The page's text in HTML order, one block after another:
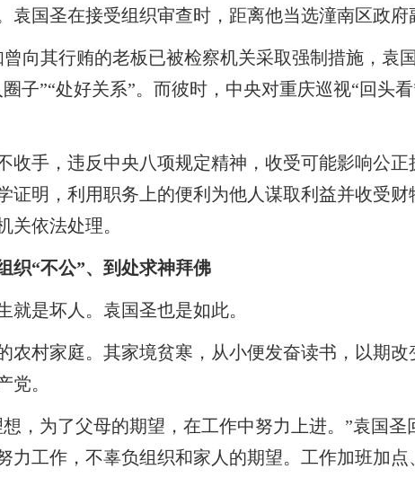
国圣在接受组织审查时，距离他当选潼南区政府
向其行贿的老板已被检察机关采取强制措施，袁
子”“处好关系”。而彼时，中央对重庆巡视“回头
收手，违反中央八项规定精神，收受可能影响公
证明，利用职务上的便利为他人谋取利益并收受
关依法处理。
织“不公”、到处求神拜佛
是坏人。袁国圣也是如此。
农村家庭。其家境贫寒，从小便发奋读书，以期
党。
，为了父母的期望，在工作中努力上进。”袁国
工作，不辜负组织和家人的期望。工作加班加点